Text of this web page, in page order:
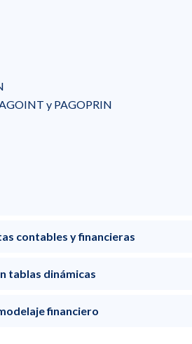
y PAGOPRIN
contables y financieras
tablas dinámicas
financiero